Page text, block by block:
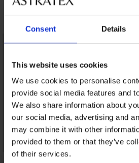
Consent Details
This website uses cookies
We use cookies to personalise
provide social media features and
We also share information about
our social media, advertising and
may combine it with other
provided to them or that they’ve
of their services.
Možda će vam